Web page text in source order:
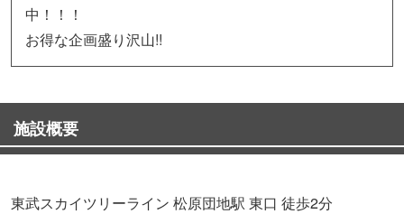
中！！！
お得な企画盛り沢山!!
施設概要
東武スカイツリーライン 松原団地駅 東口 徒歩2分